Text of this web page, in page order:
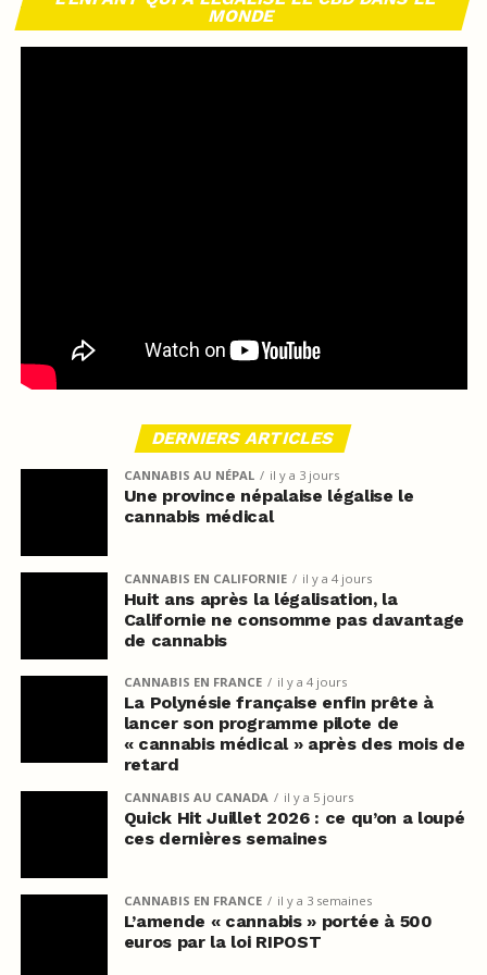
MONDE
DERNIERS ARTICLES
CANNABIS AU NÉPAL il y a 3 jours
Une province népalaise légalise le
cannabis médical
CANNABIS EN CALIFORNIE il y a 4 jours
Huit ans après la légalisation, la
Californie ne consomme pas davantage
de cannabis
CANNABIS EN FRANCE il y a 4 jours
La Polynésie française enfin prête à
lancer son programme pilote de
« cannabis médical » après des mois de
retard
CANNABIS AU CANADA il y a 5 jours
Quick Hit Juillet 2026 : ce qu’on a loupé
ces dernières semaines
CANNABIS EN FRANCE il y a 3 semaines
L’amende « cannabis » portée à 500
euros par la loi RIPOST